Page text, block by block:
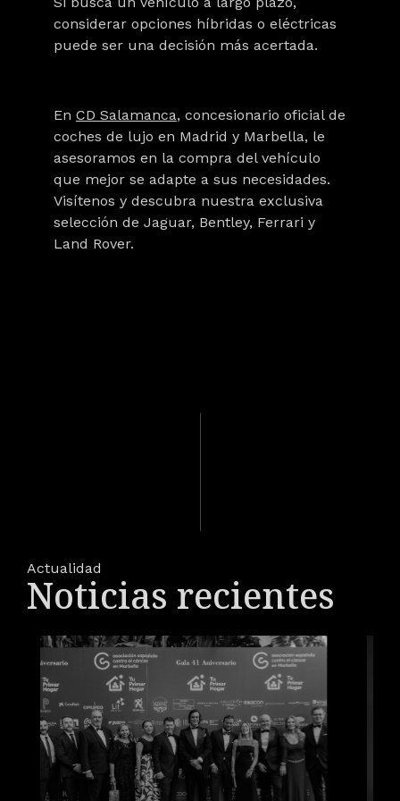
considerar opciones híbridas o eléctricas
puede ser una decisión más acertada.
En CD Salamanca, concesionario oficial de
coches de lujo en Madrid y Marbella, le
asesoramos en la compra del vehículo
que mejor se adapte a sus necesidades.
Visítenos y descubra nuestra exclusiva
selección de Jaguar, Bentley, Ferrari y
Land Rover.
Actualidad
Noticias recientes